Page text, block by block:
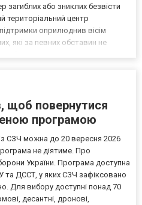
загиблих або зниклих безвісти
територіальний центр
оприлюднив вісім
які за певних обставин не
щоб повернутися
програмою
СЗЧ можна до 20 вересня 2026
не діятиме. Про
України. Програма доступна
ДССТ, у яких СЗЧ зафіксовано
Для вибору доступні понад 70
десантні, дронові,